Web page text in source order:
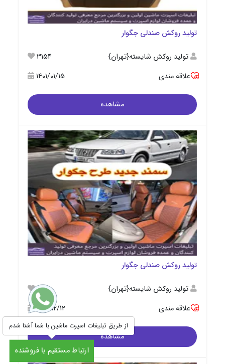
ارتباط مستقیم با فروشنده
تولید روکش صندلی جگوار
تولید روکش شایسته{تهران}
3154
علاقه مندی
1401/01/15
مشاهده
تولید روکش صندلی جگوار
تولید روکش شایسته{تهران}
3126
علاقه مندی
1400/12/12
مشاهده
از طریق تبلیغات اسپرت ماشین با شما آشنا شدم